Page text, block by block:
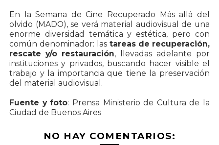
En la Semana de Cine Recuperado Más allá del
olvido (MADO), se verá material audiovisual de una
enorme diversidad temática y estética, pero con
común denominador: lastareas de recuperación,
rescate y/o restauración, llevadas adelante por
instituciones y privados, buscando hacer visible el
trabajo y la importancia que tiene la preservación
del material audiovisual.
Fuente y foto: Prensa Ministerio de Cultura de la
Ciudad de Buenos Aires
NO HAY COMENTARIOS: